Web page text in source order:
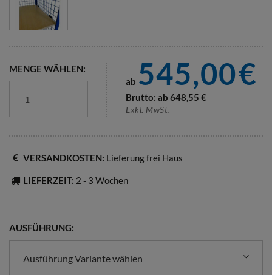
MENGE WÄHLEN:
ab 545,00€
Brutto: ab 648,55 €
Exkl. MwSt.
VERSANDKOSTEN: Lieferung frei Haus
LIEFERZEIT: 2 - 3 Wochen
AUSFÜHRUNG:
Ausführung Variante wählen